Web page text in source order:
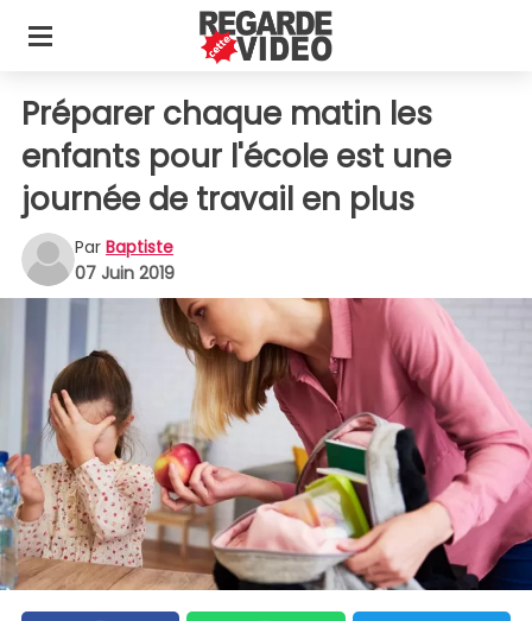
Préparer chaque matin les
enfants pour l'école est une
journée de travail en plus
Par Baptiste
07 Juin 2019